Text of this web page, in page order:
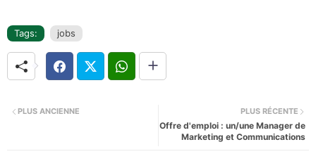
Tags: jobs
PLUS RÉCENTE
Offre d'emploi : un/une Manager de
Marketing et Communications
PLUS ANCIENNE